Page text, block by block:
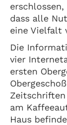
dass alle
eine Vielfalt
Die
vier
ersten
Zeitschriften
am
Haus